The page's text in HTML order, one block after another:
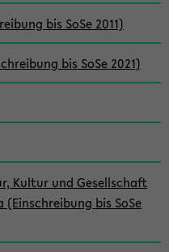
bis SoSe 2011)
bis SoSe 2021)
Kultur und Gesellschaft
bis SoSe